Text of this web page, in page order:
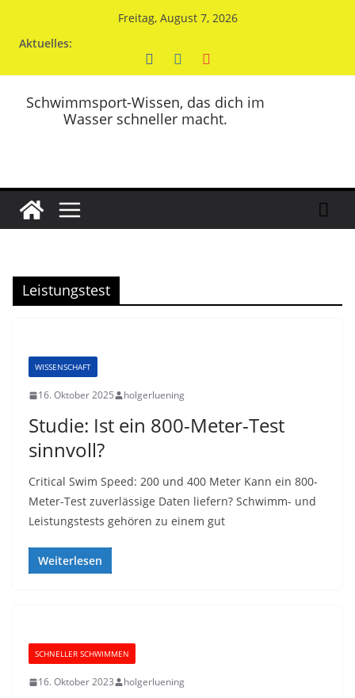
Freitag, August 7, 2026
Aktuelles:
Schwimmsport-Wissen, das dich im
Wasser schneller macht.
Leistungstest
WISSENSCHAFT
16. Oktober 2025 holgerluening
Studie: Ist ein 800-Meter-Test
sinnvoll?
Critical Swim Speed: 200 und 400 Meter Kann ein 800-
Meter-Test zuverlässige Daten liefern? Schwimm- und
Leistungstests gehören zu einem gut
Weiterlesen
SCHNELLER SCHWIMMEN
16. Oktober 2023 holgerluening